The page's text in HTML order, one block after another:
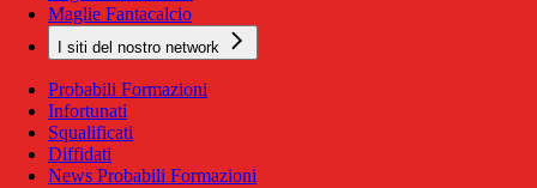
Maglie Fantacalcio
I siti del nostro network
Probabili Formazioni
Infortunati
Squalificati
Diffidati
News Probabili Formazioni